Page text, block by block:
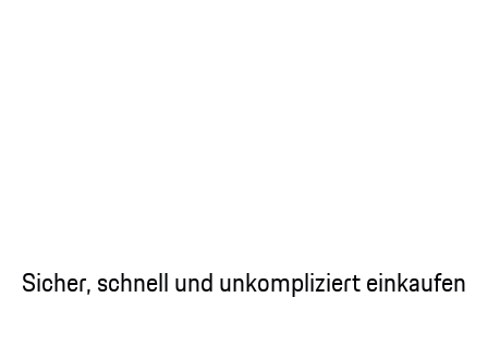
Sicher, schnell und unkompliziert einkaufen